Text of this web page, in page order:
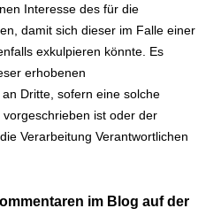
Interesse des für die
damit sich dieser im Falle einer
exkulpieren könnte. Es
erhobenen
Dritte, sofern eine solche
ist oder der
Verarbeitung Verantwortlichen
im Blog auf der